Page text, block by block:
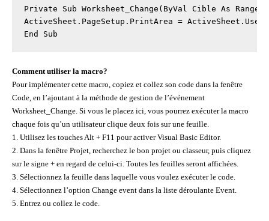
Private Sub Worksheet_Change(ByVal Cible As Range)
ActiveSheet.PageSetup.PrintArea =
Comment utiliser la macro?
Pour implémenter cette macro, copiez et collez son code dans la fenêtre
Code, en l’ajoutant à la méthode de gestion de l’événement
Worksheet_Change. Si vous le placez ici, vous pourrez exécuter la macro
chaque fois qu’un utilisateur clique deux fois sur une feuille.
1. Utilisez les touches Alt + F11 pour activer Visual Basic Editor.
2. Dans la fenêtre Projet, recherchez le bon projet ou classeur, puis cliquez
sur le signe + en regard de celui-ci. Toutes les feuilles seront affichées.
3. Sélectionnez la feuille dans laquelle vous voulez exécuter le code.
4. Sélectionnez l’option Change event dans la liste déroulante Event.
5. Entrez ou collez le code.